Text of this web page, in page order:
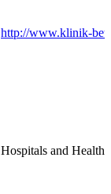
http://www.klinik-
Hospitals and Health